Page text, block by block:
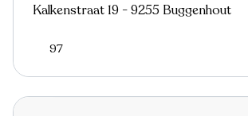
Kalkenstraat 19 - 9255 Buggenhout
97